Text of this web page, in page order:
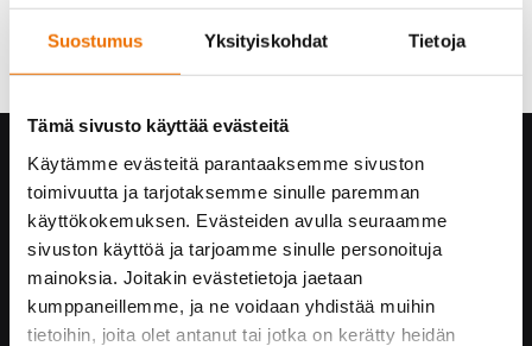
Suostumus Yksityiskohdat Tietoja
Tämä sivusto käyttää evästeitä
Käytämme evästeitä parantaaksemme sivuston
toimivuutta ja tarjotaksemme sinulle paremman
käyttökokemuksen. Evästeiden avulla seuraamme
sivuston käyttöä ja tarjoamme sinulle personoituja
mainoksia. Joitakin evästetietoja jaetaan
kumppaneillemme, ja ne voidaan yhdistää muihin
tietoihin, joita olet antanut tai jotka on kerätty heidän
Hukka yrityksenä
Yhteystiedot
Hukan historiaa
Vastuullisuus
Turvallisuus Hukassa
Töihin Hukkaan